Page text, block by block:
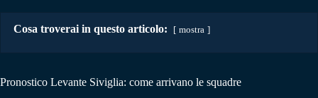
Cosa troverai in questo articolo: mostra
Pronostico Levante Siviglia: come arrivano le squadre